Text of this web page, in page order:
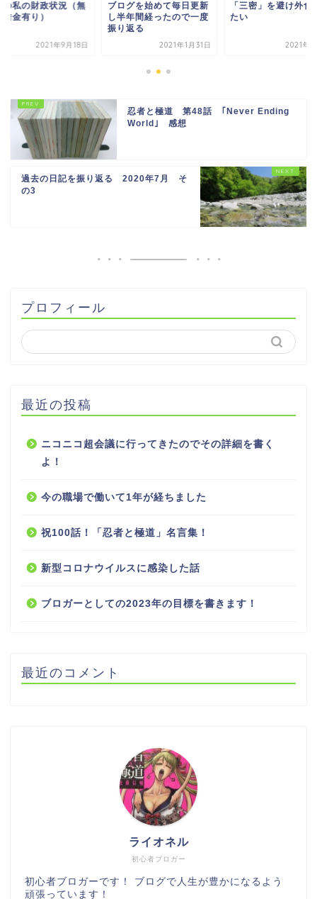
の私の財政状況（無
金有り）
2021年9月18日
ブログを始めて毎日更新
し半年間経ったので一度
振り返る
2021年1月31日
「三密」を避け外食
たい
2021年1
忍者と極道 第48話 ｢Never Ending
World｣ 感想
過去の日記を振り返る 2020年7月 そ
の3
プロフィール
最近の投稿
ニコニコ超会議に行ってきたのでその詳細を書く
よ！
今の職場で働いて1年が経ちました
祝100話！「忍者と極道」名言集！
新型コロナウイルスに感染した話
ブロガーとしての2023年の目標を書きます！
最近のコメント
初心者ブロガー
ライオネル
初心者ブロガーです！ ブログで人生が豊かになるよう
頑張っています！